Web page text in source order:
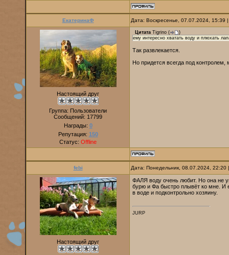
ЕкатеринаФ Дата: Воскресенье, 07.07.2024,
Настоящий друг
Группа: Пользователи
Сообщений: 17799
Награды: 0
Репутация: 150
Статус: Offline
Цитата Tigrino (
)
ему интересно хватать воду и плюхать
Так развлекается.
Но придется всегда под контролем,
febi Дата: Понедельник, 08.07.2024,
Настоящий друг
ФАЛЯ воду очень любит. Но она не
бурю и Фа быстро плывёт ко мне. И
в воде и подконтрольно хозяину.
JURP